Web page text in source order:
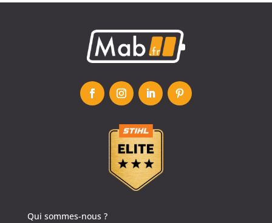
Qui sommes-nous ?